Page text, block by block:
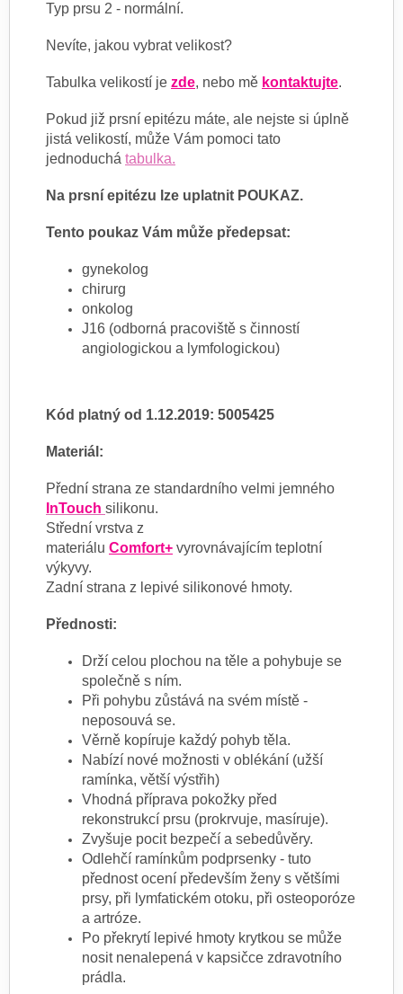
Typ prsu 2 - normální.
Nevíte, jakou vybrat velikost?
Tabulka velikostí je zde, nebo mě kontaktujte.
Pokud již prsní epitézu máte, ale nejste si úplně
jistá velikostí, může Vám pomoci tato
jednoduchá tabulka.
Na prsní epitézu lze uplatnit POUKAZ.
Tento poukaz Vám může předepsat:
gynekolog
chirurg
onkolog
J16 (odborná pracoviště s činností
angiologickou a lymfologickou)
Kód platný od 1.12.2019: 5005425
Materiál:
Přední strana ze standardního velmi jemného
InTouch silikonu.
Střední vrstva z
materiálu Comfort+ vyrovnávajícím teplotní
výkyvy.
Zadní strana z lepivé silikonové hmoty.
Přednosti:
Drží celou plochou na těle a pohybuje se
společně s ním.
Při pohybu zůstává na svém místě -
neposouvá se.
Věrně kopíruje každý pohyb těla.
Nabízí nové možnosti v oblékání (užší
ramínka, větší výstřih)
Vhodná příprava pokožky před
rekonstrukcí prsu (prokrvuje, masíruje).
Zvyšuje pocit bezpečí a sebedůvěry.
Odlehčí ramínkům podprsenky - tuto
přednost ocení především ženy s většími
prsy, při lymfatickém otoku, při osteoporóze
a artróze.
Po překrytí lepivé hmoty krytkou se může
nosit nenalepená v kapsičce zdravotního
prádla.